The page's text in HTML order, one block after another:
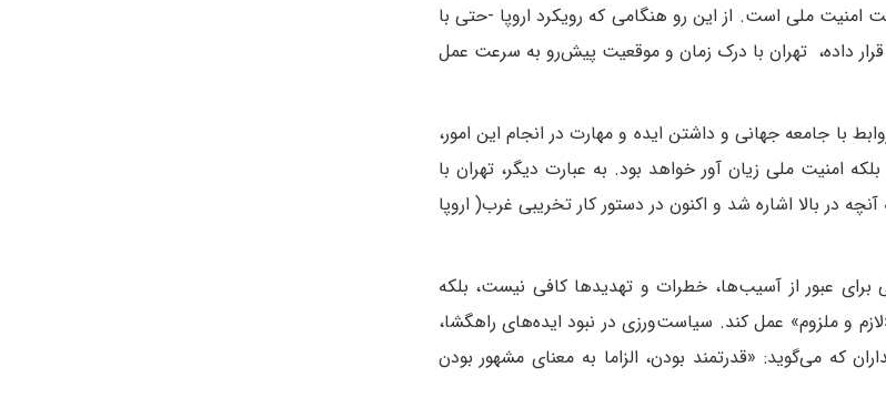
ملی است. از این رو هنگامی که رویکرد اروپا -حتی با
داده، تهران با درک زمان و موقعیت پیش‌رو به سرعت عمل
با جامعه جهانی و داشتن ایده و مهارت در انجام این امور،
امنیت ملی زیان آور خواهد بود. به عبارت دیگر، تهران با
در بالا اشاره شد و اکنون در دستور کار تخریبی غرب( اروپا
برای عبور از آسیب‌ها، خطرات و تهدیدها کافی نیست، بلکه
و ملزوم» عمل کند. سیاست‌ورزی در نبود ایده‌های راهگشا،
که می‌گوید: «قدرتمند بودن، الزاما به معنای مشهور بودن